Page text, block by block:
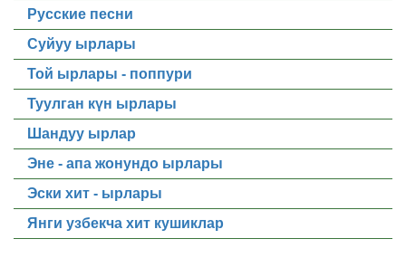
Русские песни
Суйуу ырлары
Той ырлары - поппури
Туулган күн ырлары
Шандуу ырлар
Эне - апа жонундо ырлары
Эски хит - ырлары
Янги узбекча хит кушиклар